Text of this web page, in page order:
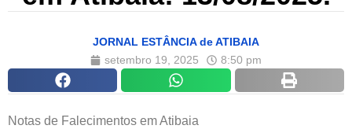
JORNAL ESTÂNCIA de ATIBAIA
setembro 19, 2025
8:50 pm
Notas de Falecimentos em Atibaia